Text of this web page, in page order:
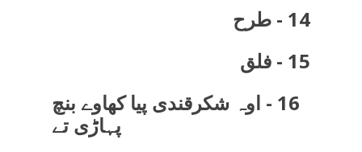
16 - اوہ شکرقندی پیا کھاوے بنچ
پہاڑی تے
15 - فلق
14 - طرح